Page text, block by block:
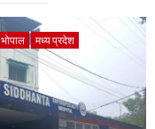
भोपाल
मध्य प्रदेश